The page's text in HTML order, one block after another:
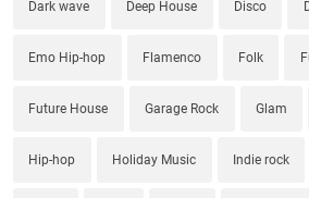
Dark wave Deep House Disco
Emo Hip-hop Flamenco Folk
Future House Garage Rock Glam
Hip-hop Holiday Music Indie rock